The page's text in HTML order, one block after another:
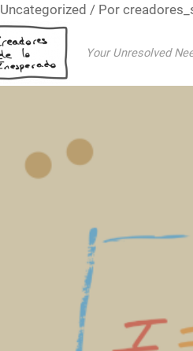
Your Unresolved
Uncategorized / Por